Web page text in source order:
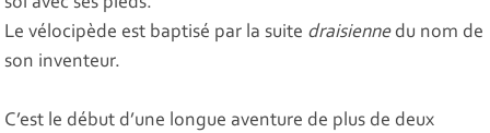
Le vélocipède est baptisé par la suite draisienne du nom de
son inventeur.
C’est le début d’une longue aventure de plus de deux